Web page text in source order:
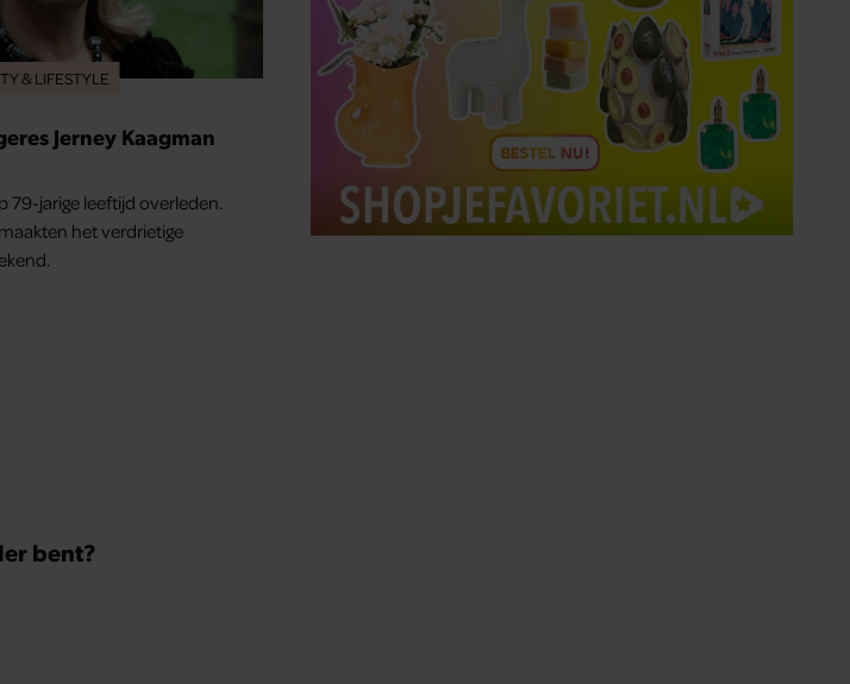
& LIFESTYLE
Jerney Kaagman
79-jarige leeftijd overleden.
het verdrietige
bent?